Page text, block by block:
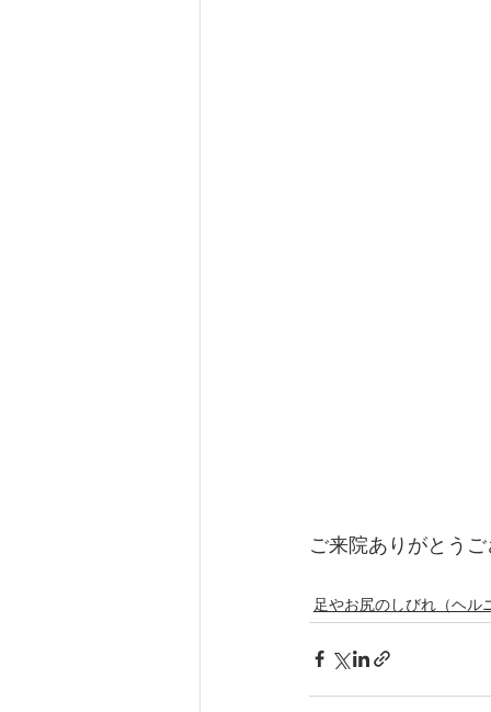
ご来院ありがとう
足やお尻のしびれ（ヘル